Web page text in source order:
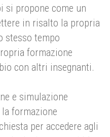
si propone come un
in risalto la propria
stesso tempo
formazione
con altri insegnanti.
e simulazione
formazione
per accedere agli